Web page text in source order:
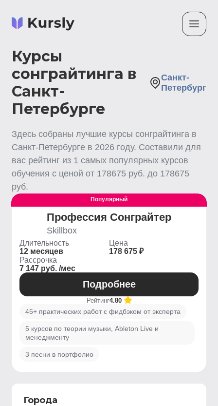
Курсы
сонграйтинга в
Санкт-
Петербурге
Санкт-
Петербург
Здесь собраны лучшие курсы сонграйтинга в
Санкт-Петербурге в 2026 году. Составили для
вас рейтинг из 1 самых популярных курсов
обучения с ценой от 178675 руб. до 178675
руб.
Выгодный
Популярный
Профессия Сонграйтер
Skillbox
Длительность
12 месяцев
Цена
178 675 ₽
Рассрочка
7 147 руб. /мес
Подробнее
Рейтинг4.80
45+ практических работ с фидбэком от эксперта
5 курсов по теории музыки, Ableton Live и
менеджменту
3 песни в портфолио
Города